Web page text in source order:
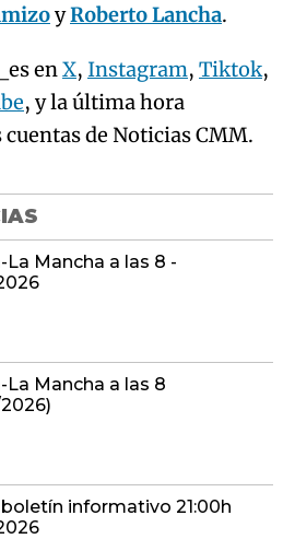
yRoberto Lancha.
enX, Instagram, Tiktok,
, y la última hora
de Noticias CMM.
La Mancha a las 8 -
La Mancha a las 8
informativo 21:00h